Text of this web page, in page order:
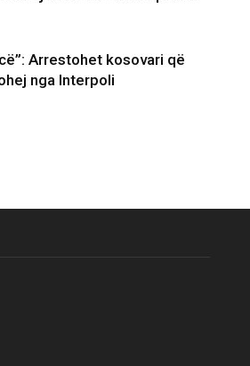
Arrestohet kosovari që
nga Interpoli